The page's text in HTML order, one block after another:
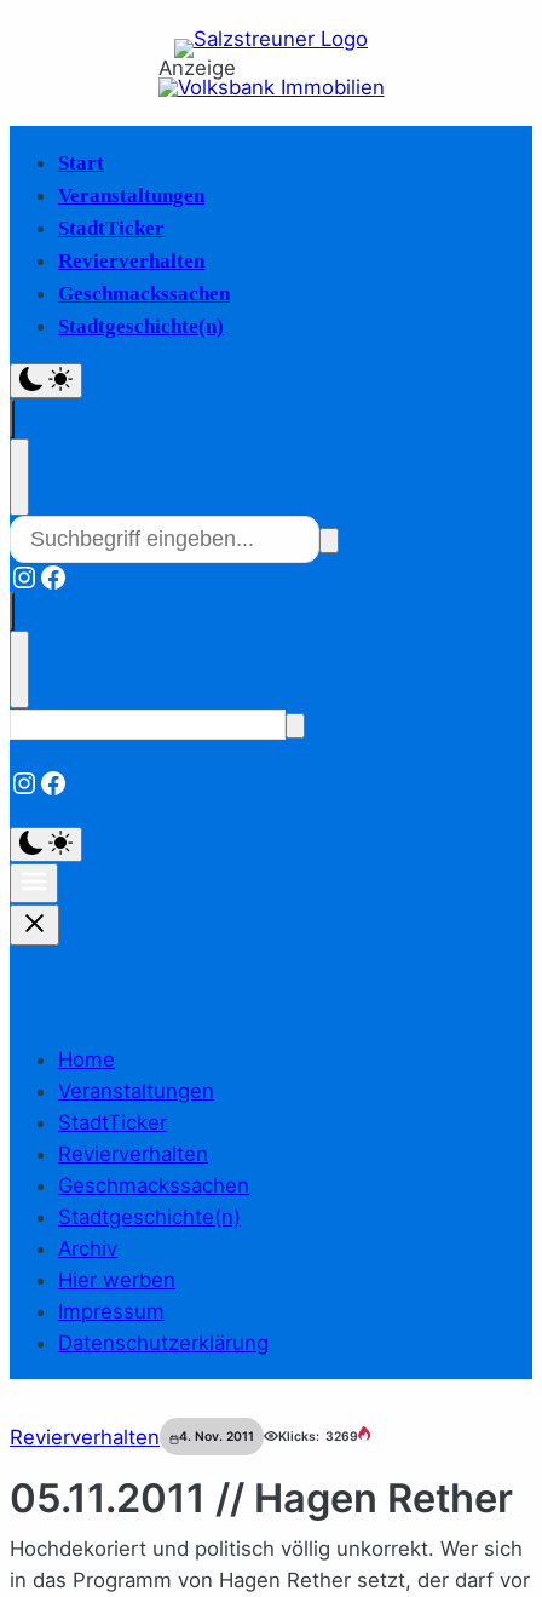
Anzeige
Start
Veranstaltungen
StadtTicker
Revierverhalten
Geschmackssachen
Stadtgeschichte(n)
Instagram
Facebook
Instagram
Facebook
Home
Veranstaltungen
StadtTicker
Revierverhalten
Geschmackssachen
Stadtgeschichte(n)
Archiv
Hier werben
Impressum
Datenschutzerklärung
Revierverhalten 4. Nov. 2011 Klicks: 3269
05.11.2011 // Hagen Rether
Hochdekoriert und politisch völlig unkorrekt. Wer sich
in das Programm von Hagen Rether setzt, der darf vor